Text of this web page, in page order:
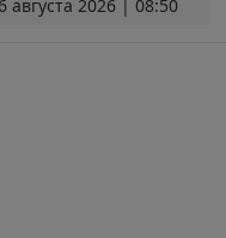
6 августа 2026 | 08:50